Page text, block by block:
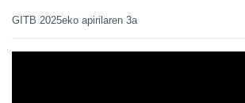
GITB 2025eko apirilaren 3a